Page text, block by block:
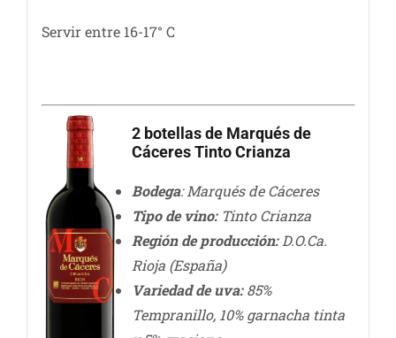
Servir entre 16-17° C
2 botellas de Marqués de
Cáceres Tinto Crianza
Bodega: Marqués de Cáceres
Tipo de vino:Tinto Crianza
Región de producción:D.O.Ca.
Rioja (España)
Variedad de uva:85%
Tempranillo, 10% garnacha tinta